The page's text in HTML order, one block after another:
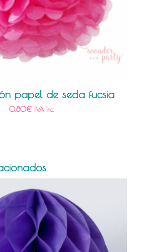
papel de seda fucsia
0,80€ IVA Inc.